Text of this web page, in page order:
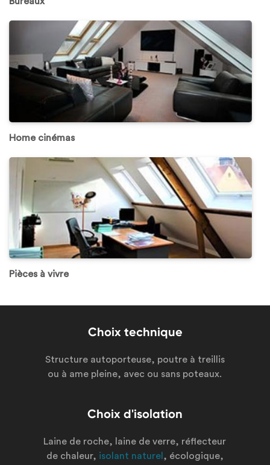
Home cinémas
Pièces à vivre
Choix technique
Structure autoporteuse, poutre à treillis
ou à ame pleine, avec ou sans poteaux.
Choix d'isolation
Laine de roche, laine de verre, réflecteur
de chaleur, isolant naturel , écologique,